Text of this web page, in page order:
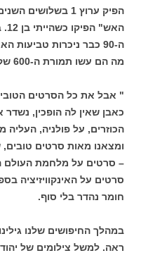
ה-90 כבר ניכרות
מה הם עשו תמורת ה-600 שקל אגרה שאנחנו משלמים כל שנה?
כאבן שאין לה הופכין,
הכוזרים, על פולניה, העליה
ומצאנו מאות סרטים טובים,
– סרטים על מלחמת העולם
סרטים על האינקוויזיציה
חומר נהדר בלי סוף.
במהלך החיפושים שלנו